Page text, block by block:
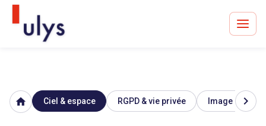
Avocats à Paris & Bruxelles
home Ciel & espace RGPD & vie privée Image &chevron_right